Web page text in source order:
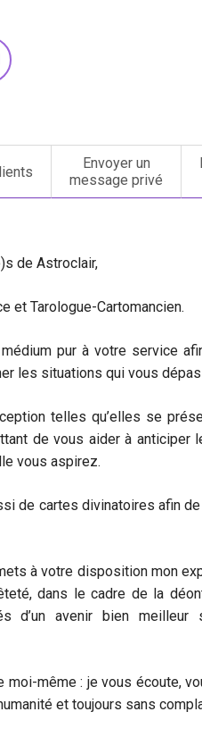
Envoyer un
message privé
de Astroclair,
et Tarologue-Cartomancien.
pur à votre service
les situations qui vous
telles qu’elles se
de vous aider à anticiper
vous aspirez.
de cartes divinatoires afin
à votre disposition mon
dans le cadre de la
d’un avenir bien
même : je vous écoute,
et toujours sans